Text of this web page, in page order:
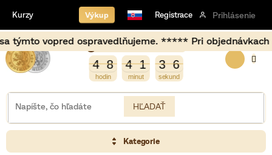
obsah
ospravedlňujeme. ***** Pri objednávkach
Výkup Registrace Prihlásenie
Kurzy
Burza opět otevírá za
4
4 8
8 4
4 1
1 3
4
3 5
6
5
7
6
HĽADAŤ
Kategorie